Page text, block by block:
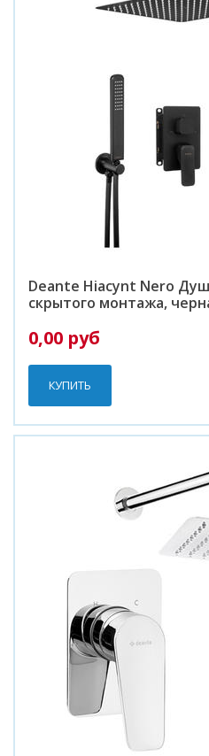
Deante Hiacynt Nero
скрытого монтажа,
0,00 руб
КУПИТЬ